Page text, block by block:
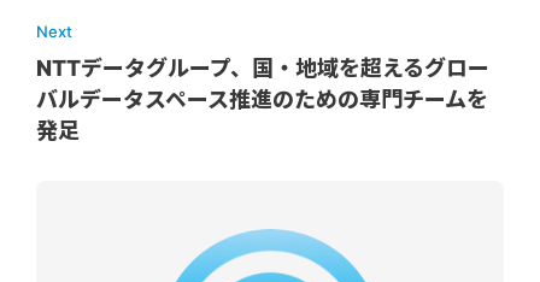
Next
NTTデータグループ、国・地域を超えるグロー
バルデータスペース推進のための専門チームを
発足